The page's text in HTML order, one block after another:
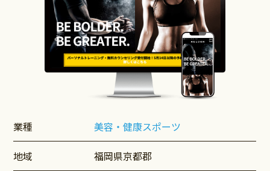
業種 美容・健康スポーツ
地域 福岡県京都郡